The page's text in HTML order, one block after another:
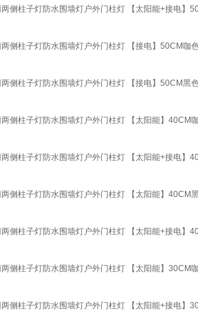
侧柱子灯防水围墙灯户外门柱灯 【太阳能+接电】
侧柱子灯防水围墙灯户外门柱灯 【接电】50CM咖
侧柱子灯防水围墙灯户外门柱灯 【接电】50CM黑
侧柱子灯防水围墙灯户外门柱灯 【太阳能】40CM
侧柱子灯防水围墙灯户外门柱灯 【太阳能+接电】
侧柱子灯防水围墙灯户外门柱灯 【太阳能】40CM
侧柱子灯防水围墙灯户外门柱灯 【太阳能+接电】
侧柱子灯防水围墙灯户外门柱灯 【太阳能】30CM
侧柱子灯防水围墙灯户外门柱灯 【太阳能+接电】